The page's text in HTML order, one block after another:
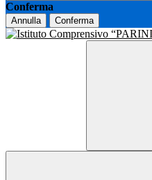
Conferma
Annulla Conferma